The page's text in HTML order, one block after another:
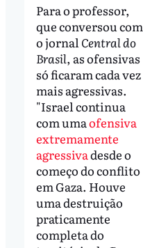
Para o professor,
que conversou com
o jornal Central do
Brasil, as ofensivas
só ficaram cada vez
mais agressivas.
"Israel continua
com umaofensiva
extremamente
agressivadesde o
começo do conflito
em Gaza. Houve
uma destruição
praticamente
completa do